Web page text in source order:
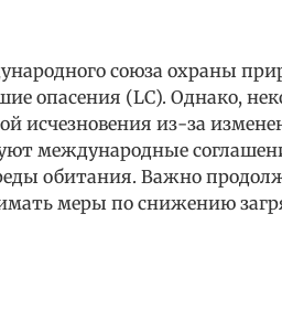
союза охраны
опасения (LC). Однако,
исчезновения из-за
международные
обитания. Важно
меры по снижению